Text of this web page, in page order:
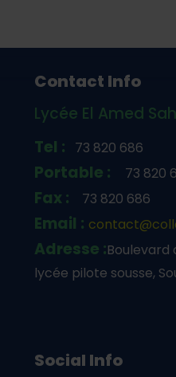
Contact Info
Lycée El Amed
Tel :
73 820 686
Portable : 73 820
Fax : 73 820 686
Email :
Adresse :Boulevard
lycée pilote sousse,
Social Info